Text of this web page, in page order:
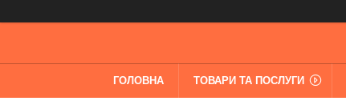
ГОЛОВНА ТОВАРИ ТА ПОСЛУГИ